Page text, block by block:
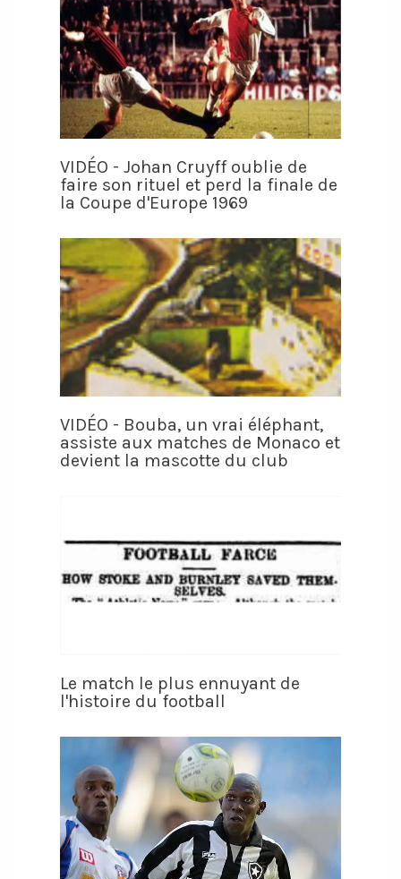
VIDÉO - Johan Cruyff oublie de
faire son rituel et perd la finale de
la Coupe d'Europe 1969
VIDÉO - Bouba, un vrai éléphant,
assiste aux matches de Monaco et
devient la mascotte du club
Le match le plus ennuyant de
l'histoire du football